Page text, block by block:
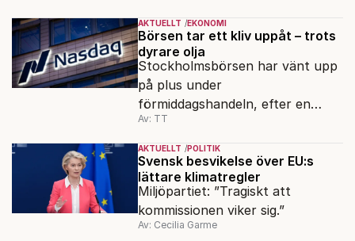
AKTUELLT EKONOMI
Börsen tar ett kliv uppåt – trots
dyrare olja
Stockholmsbörsen har vänt upp
på plus under
förmiddagshandeln, efter en
inledning nedåt – trots ett högre
oljepris och AI-oro.
Av: TT
AKTUELLT POLITIK
Svensk besvikelse över EU:s
lättare klimatregler
Miljöpartiet: ”Tragiskt att
kommissionen viker sig.”
Av: Cecilia Garme